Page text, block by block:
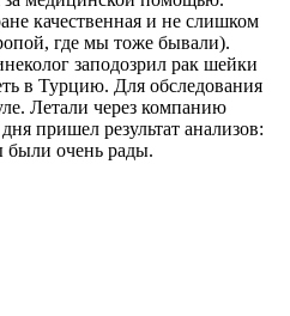
качественная и не слишком
где мы тоже бывали).
заподозрил рак шейки
в Турцию. Для обследования
Летали через компанию
пришел результат анализов:
были очень рады.